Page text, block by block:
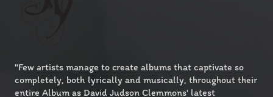
"Few artists manage to create albums that captivate so
completely, both lyrically and musically, throughout their
entire Album as David Judson Clemmons' latest